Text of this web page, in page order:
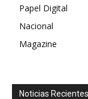
Papel Digital
Nacional
Magazine
Noticias Recientes